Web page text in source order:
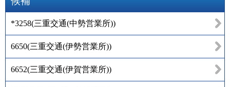
*3258(三重交通(中勢営業所))
6650(三重交通(伊勢営業所))
6652(三重交通(伊賀営業所))